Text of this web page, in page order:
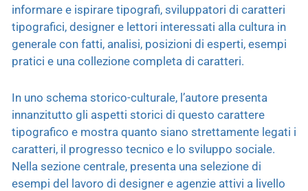
informare e ispirare tipografi, sviluppatori di caratteri
tipografici, designer e lettori interessati alla cultura in
generale con fatti, analisi, posizioni di esperti, esempi
pratici e una collezione completa di caratteri.
In uno schema storico-culturale, l’autore presenta
innanzitutto gli aspetti storici di questo carattere
tipografico e mostra quanto siano strettamente legati i
caratteri, il progresso tecnico e lo sviluppo sociale.
Nella sezione centrale, presenta una selezione di
esempi del lavoro di designer e agenzie attivi a livello